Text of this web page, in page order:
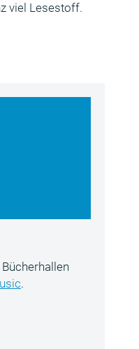
viel Lesestoff.
.